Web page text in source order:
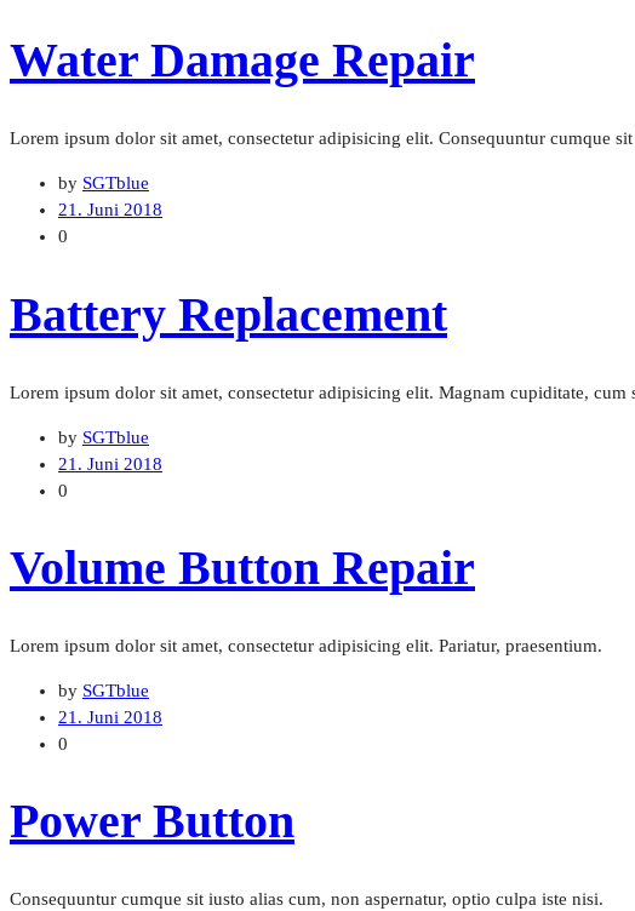
Water Damage Repair
Lorem ipsum dolor sit amet, consectetur adipisicing elit. Consequuntur cumque
by SGTblue
21. Juni 2018
0
Battery Replacement
Lorem ipsum dolor sit amet, consectetur adipisicing elit. Magnam cupiditate,
by SGTblue
21. Juni 2018
0
Volume Button Repair
Lorem ipsum dolor sit amet, consectetur adipisicing elit. Pariatur, praesentium.
by SGTblue
21. Juni 2018
0
Power Button
Consequuntur cumque sit iusto alias cum, non aspernatur, optio culpa iste nisi.